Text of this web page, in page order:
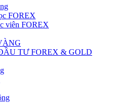
FOREX
viên FOREX
TƯ FOREX & GOLD